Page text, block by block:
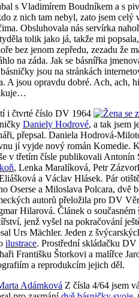
s Vladimírem Boudníkem a s
z nich tam nebyl, zato jsem celý
Obsluhovala nás servírka
tolik jako já, takže mi
bez jenom zepředu, zezadu že
na záda. Jak se básnířka
jsou na stránkách
A jsou opravdu dobré. Ach, ach,
i čtvrté číslo DV 1964
Daniely Hodrové, a tak jsem
přepsal. Daniela Hodrová-
jí vyjde nový román Komedie.
v třetím čísle publikovali Antonín
, Lenka Maralíková, Petr
a Václav Hlásek. Pár
Oserse a Miloslava Polcara, dvě
autorů přeložila pro DV
Hilarová. Článek o současném
jenž vyšel na pokračování
Urs Mächler. Jeden z
ilustrace. Prostřední skládačku
Františku Štorkovi a malířce
a reprodukcím jejich děl.
Z čísla 4/64 jsem